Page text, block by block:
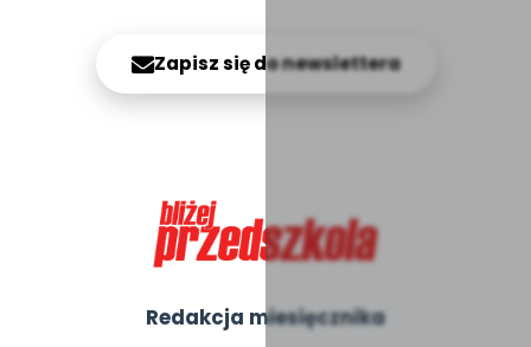
Zapisz się do newslettera
Redakcja miesięcznika